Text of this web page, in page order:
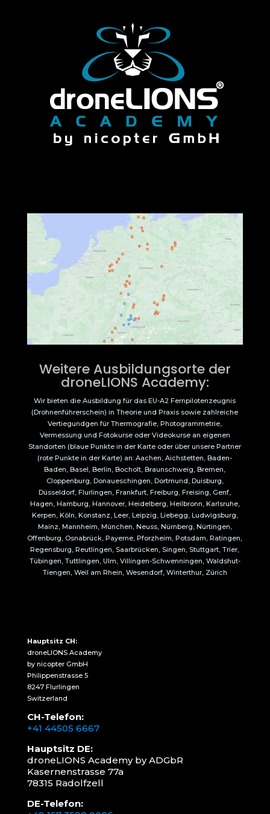
Weitere Ausbildungsorte der
droneLIONS Academy:
Wir bieten die Ausbildung für das EU-A2 Fernpilotenzeugnis
(Drohnenführerschein) in Theorie und Praxis sowie zahlreiche
Vertiegundgen für Thermografie, Photogrammetrie,
Vermessung und Fotokurse oder Videokurse an eigenen
Standorten (blaue Punkte in der Karte oder über unsere Partner
(rote Punkte in der Karte) an: Aachen, Aichstetten, Baden-
Baden, Basel, Berlin, Bocholt, Braunschweig, Bremen,
Cloppenburg, Donaueschingen, Dortmund, Duisburg,
Düsseldorf, Flurlingen, Frankfurt, Freiburg, Freising, Genf,
Hagen, Hamburg, Hannover, Heidelberg, Heilbronn, Karlsruhe,
Kerpen, Köln, Konstanz, Leer, Leipzig, Liebegg, Ludwigsburg,
Mainz, Mannheim, München, Neuss, Nürnberg, Nürtingen,
Offenburg, Osnabrück, Payerne, Pforzheim, Potsdam, Ratingen,
Regensburg, Reutlingen, Saarbrücken, Singen, Stuttgart, Trier,
Tübingen, Tuttlingen, Ulm, Villingen-Schwenningen, Waldshut-
Tiengen, Weil am Rhein, Wesendorf, Winterthur, Zürich
Hauptsitz CH:
droneLIONS Academy
by nicopter GmbH
Philippenstrasse 5
8247 Flurlingen
Switzerland
CH-Telefon:
+41 44505 6667
Hauptsitz DE:
droneLIONS Academy by ADGbR
Kasernenstrasse 77a
78315 Radolfzell
DE-Telefon: